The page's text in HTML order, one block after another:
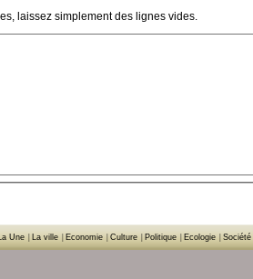
laissez simplement des lignes vides.
Une La ville Economie Culture Politique Ecologie Société